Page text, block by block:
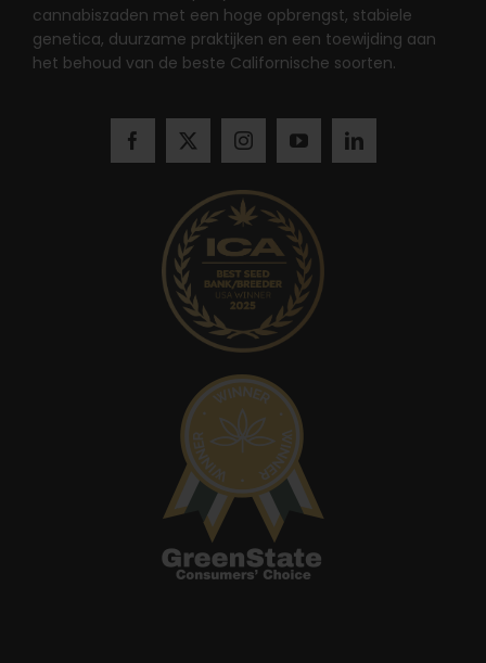
cannabiszaden met een hoge opbrengst, stabiele
genetica, duurzame praktijken en een toewijding aan
het behoud van de beste Californische soorten.